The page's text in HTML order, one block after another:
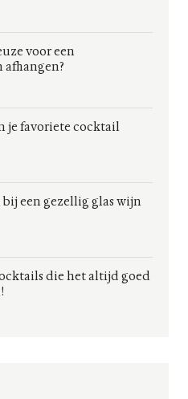
voor een
je favoriete cocktail
bij een gezellig glas wijn
die het altijd goed